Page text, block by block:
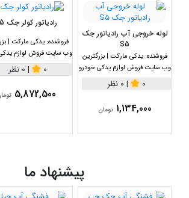
لوله خروجی آب رادیاتور جک
S5
فروشنده: یدکی مارکت | بزرگترین
وب سایت فروش لوازم یدکی خودرو
0
| 0 نظر
1,134,000 تومان
رادیاتور کولر جک S5
فروشنده: یدکی مارکت |
وب سایت فروش لوازم
0
| 0 نظر
5,872,500
پیشنهاد ما